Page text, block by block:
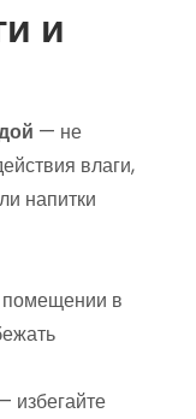
и
— не
влаги,
напитки
помещении в
избегайте